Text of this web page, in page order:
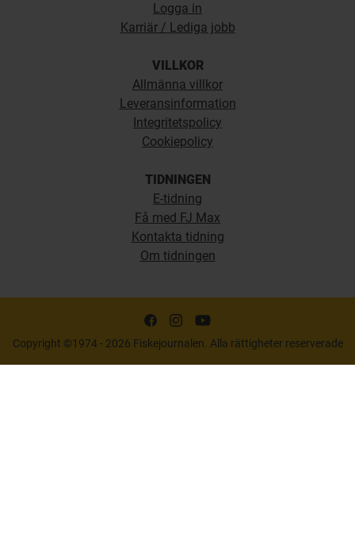
Logga in
Karriär / Lediga jobb
VILLKOR
Allmänna villkor
Leveransinformation
Integritetspolicy
Cookiepolicy
TIDNINGEN
E-tidning
Få med FJ Max
Kontakta tidning
Om tidningen
Copyright ©1974 - 2026 Fiskejournalen. Alla rättigheter reserverade